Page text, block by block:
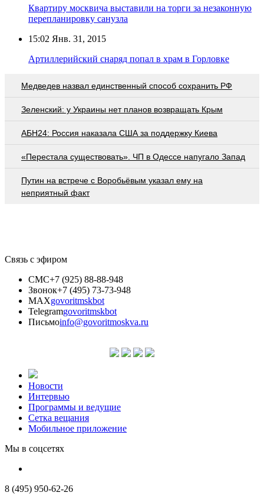
Квартиру москвича выставили на торги за незаконную
перепланировку санузла
15:02 Янв. 31, 2015
Артиллерийский снаряд попал в храм в Горловке
Медведев назвал единственный способ сохранить РФ
Зеленский: у Украины нет планов возвращать Крым
АБН24: Россия наказала США за поддержку Киева
«Перестала существовать». ЧП в Одессе напугало Запад
Путин на встрече с Воробьёвым указал ему на
неприятный факт
Связь с эфиром
СМС+7 (925) 88-88-948
Звонок+7 (495) 73-73-948
MAXgovoritmskbot
Telegramgovoritmskbot
Письмоinfo@govoritmoskva.ru
Новости
Интервью
Программы и ведущие
Сетка вещания
Мобильное приложение
Мы в соцсетях
8 (495) 950-62-26